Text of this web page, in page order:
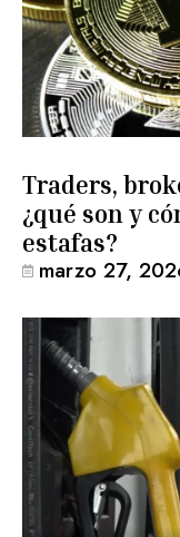
Traders,
¿qué son y
estafas?
marzo 27,